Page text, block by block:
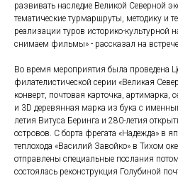
развивать наследие Великой Северной
тематические турмаршруты, методику и
реализации туров историко-культурной
снимаем фильмы» - рассказал на
Во время мероприятия была проведена
филателистической серии «Великая
конверт, почтовая карточка, артимарка,
и 3D деревянная марка из бука с
летия Витуса Беринга и 280-летия
островов. С борта фрегата «Надежда» в
теплохода «Василий Завойко» в Тихом
отправлены специальные послания
состоялась реконструкция Голубиной